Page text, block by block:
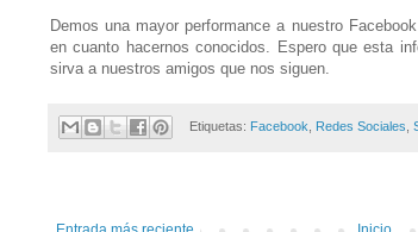
Demos una mayor performance a nuestro
en cuanto hacernos conocidos. Espero que esta
sirva a nuestros amigos que nos siguen.
Etiquetas: Facebook Redes Sociales